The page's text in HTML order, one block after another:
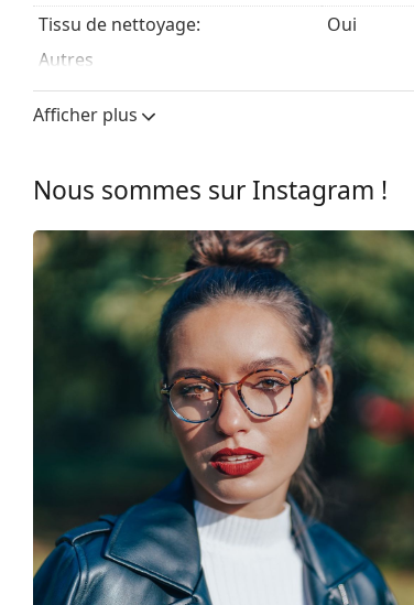
Tissu de nettoyage:
Oui
Autres
Sexe:
Pour
Catégorie:
Afficher plus
Nous sommes sur Instagram !